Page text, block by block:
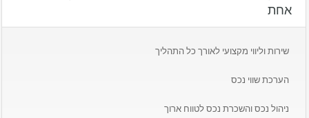
אחת
שירות וליווי מקצועי לאורך כל התהליך
הערכת שווי נכס
ניהול נכס והשכרת נכס לטווח ארוך